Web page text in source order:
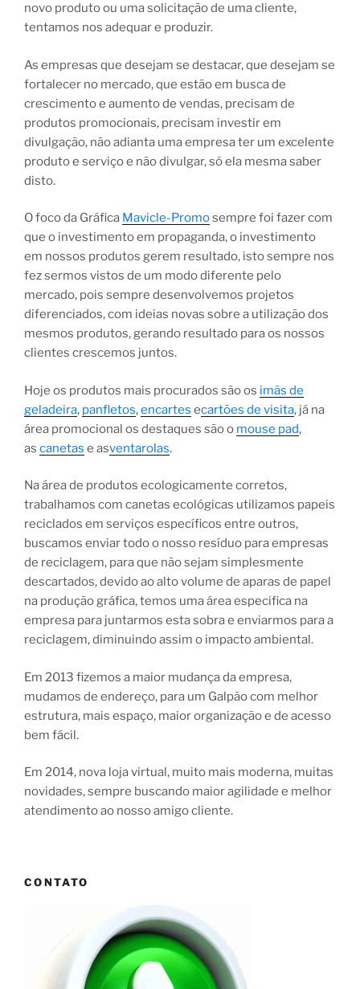
novo produto ou uma solicitação de uma cliente,
tentamos nos adequar e produzir.
As empresas que desejam se destacar, que desejam se
fortalecer no mercado, que estão em busca de
crescimento e aumento de vendas, precisam de
produtos promocionais, precisam investir em
divulgação, não adianta uma empresa ter um excelente
produto e serviço e não divulgar, só ela mesma saber
disto.
O foco da Gráfica Mavicle-Promosempre foi fazer com
que o investimento em propaganda, o investimento
em nossos produtos gerem resultado, isto sempre nos
fez sermos vistos de um modo diferente pelo
mercado, pois sempre desenvolvemos projetos
diferenciados, com ideias novas sobre a utilização dos
mesmos produtos, gerando resultado para os nossos
clientes crescemos juntos.
Hoje os produtos mais procurados são os imãs de
geladeira, panfletos,encartes ecartões de visita, já na
área promocional os destaques são o mouse pad,
as canetas e asventarolas.
Na área de produtos ecologicamente corretos,
trabalhamos com canetas ecológicas utilizamos papeis
reciclados em serviços específicos entre outros,
buscamos enviar todo o nosso resíduo para empresas
de reciclagem, para que não sejam simplesmente
descartados, devido ao alto volume de aparas de papel
na produção gráfica, temos uma área especifica na
empresa para juntarmos esta sobra e enviarmos para a
reciclagem, diminuindo assim o impacto ambiental.
Em 2013 fizemos a maior mudança da empresa,
mudamos de endereço, para um Galpão com melhor
estrutura, mais espaço, maior organização e de acesso
bem fácil.
Em 2014, nova loja virtual, muito mais moderna, muitas
novidades, sempre buscando maior agilidade e melhor
atendimento ao nosso amigo cliente.
CONTATO